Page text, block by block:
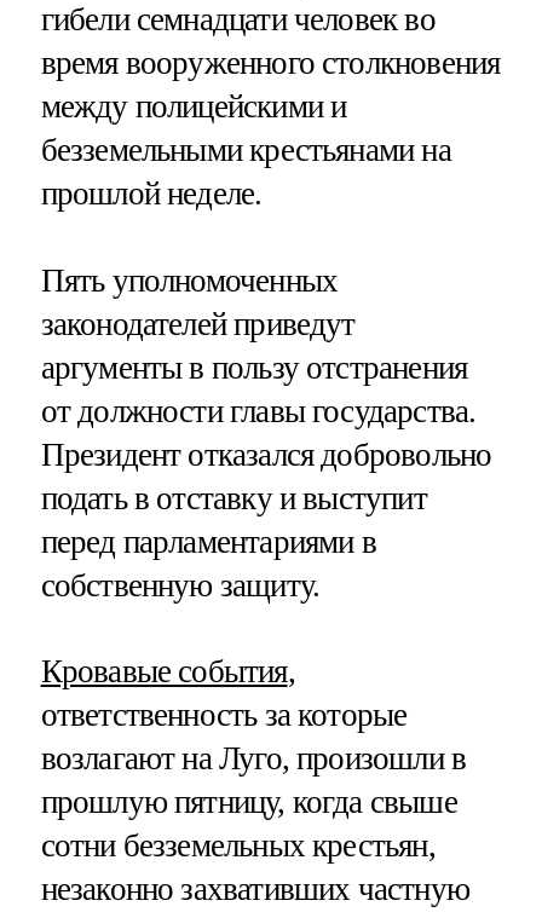
гибели семнадцати человек во
время вооруженного столкновения
между полицейскими и
безземельными крестьянами на
прошлой неделе.
Пять уполномоченных
законодателей приведут
аргументы в пользу отстранения
от должности главы государства.
Президент отказался добровольно
подать в отставку и выступит
перед парламентариями в
собственную защиту.
Кровавые события,
ответственность за которые
возлагают на Луго, произошли в
прошлую пятницу, когда свыше
сотни безземельных крестьян,
незаконно захвативших частную